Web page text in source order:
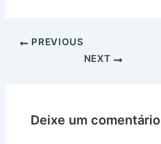
PREVIOUS
NEXT
Deixe um comentário